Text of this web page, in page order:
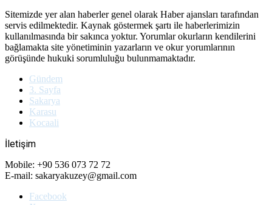
Sitemizde yer alan haberler genel olarak Haber ajansları tarafından
servis edilmektedir. Kaynak göstermek şartı ile haberlerimizin
kullanılmasında bir sakınca yoktur. Yorumlar okurların kendilerini
bağlamakta site yönetiminin yazarların ve okur yorumlarının
görüşünde hukuki sorumluluğu bulunmamaktadır.
Gündem
3. Sayfa
Sakarya
Karasu
Kocaali
İletişim
Mobile: +90 536 073 72 72
E-mail: sakaryakuzey@gmail.com
Facebook